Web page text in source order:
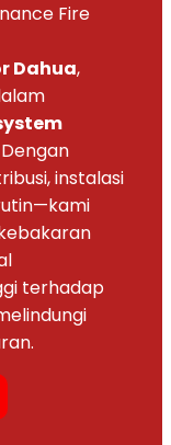
Fire
Dahua,
instalasi
terhadap